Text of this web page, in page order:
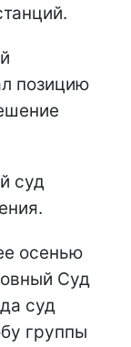
позицию
суд
осенью
Суд
суд
группы